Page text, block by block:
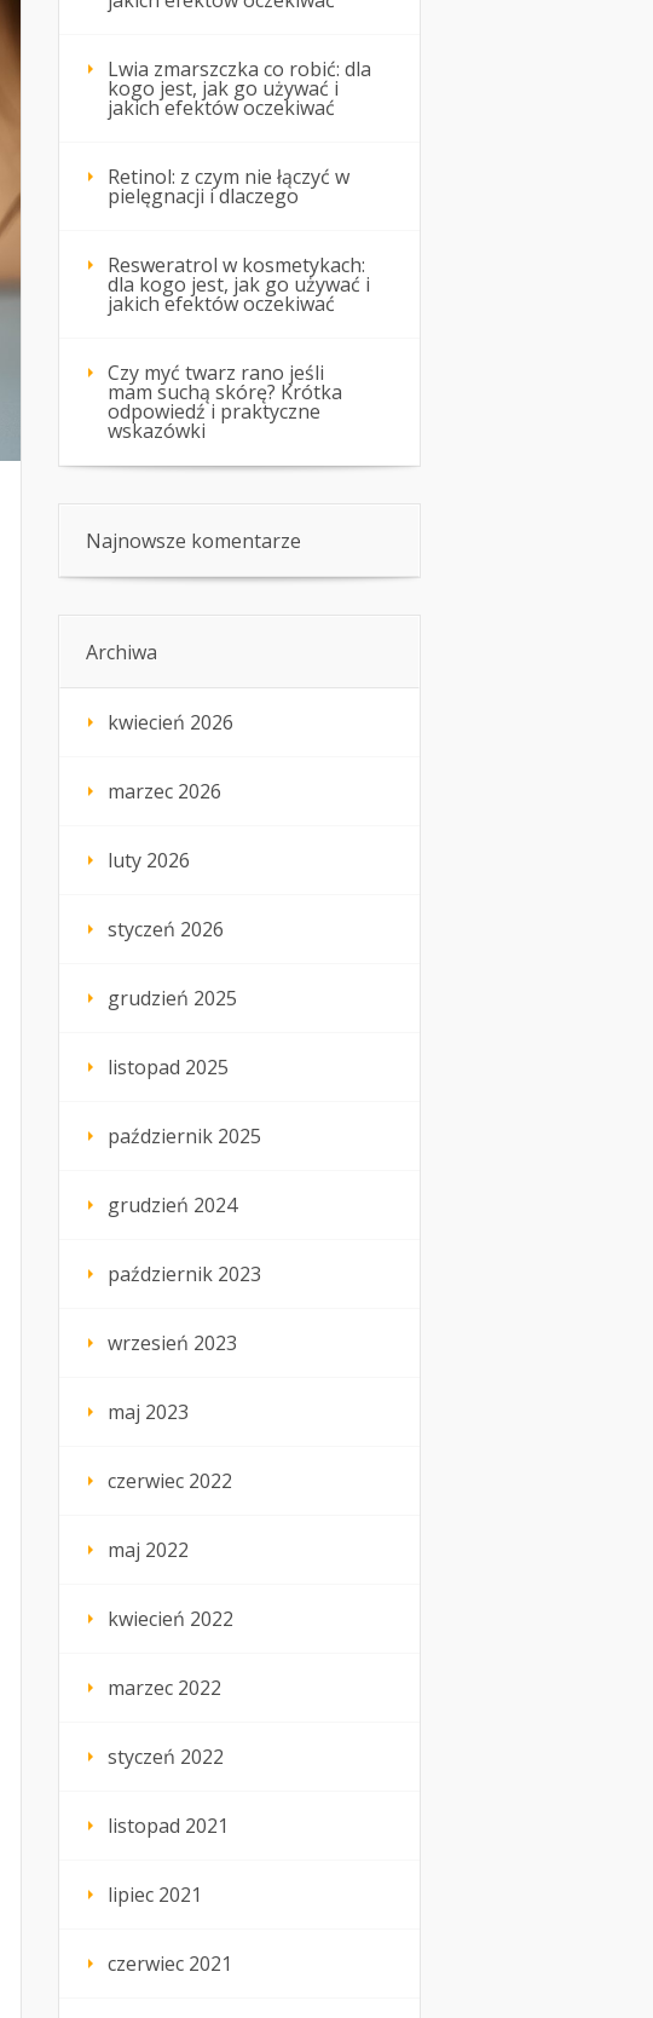
Lwia zmarszczka co robić: dla
kogo jest, jak go używać i
jakich efektów oczekiwać
Retinol: z czym nie łączyć w
pielęgnacji i dlaczego
Resweratrol w kosmetykach:
dla kogo jest, jak go używać i
jakich efektów oczekiwać
Czy myć twarz rano jeśli
mam suchą skórę? Krótka
odpowiedź i praktyczne
wskazówki
Najnowsze komentarze
Archiwa
kwiecień 2026
marzec 2026
luty 2026
styczeń 2026
grudzień 2025
listopad 2025
październik 2025
grudzień 2024
październik 2023
wrzesień 2023
maj 2023
czerwiec 2022
maj 2022
kwiecień 2022
marzec 2022
styczeń 2022
listopad 2021
lipiec 2021
czerwiec 2021